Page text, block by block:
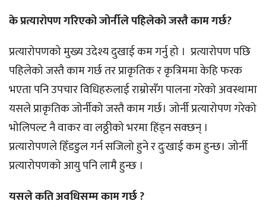
के प्रत्यारोपण गरिएको जोर्नीले पहिलेको जस्तै काम गर्छ?
प्रत्यारोपणको मुख्य उदेश्य दुखाई कम गर्नु हो । प्रत्यारोपण पछि
पहिलेको जस्तै काम गर्छ तर प्राकृतिक र कृत्रिममा केहि फरक
भएता पनि उपचार विधिहरुलाई राम्रोसँग पालना गरेको अवस्थामा
यसले प्राकृतिक जोर्नीको जस्तै काम गर्छ। जोर्नी प्रत्यारोपण गरेको
भोलिपल्ट नै वाकर वा लठ्ठीको भरमा हिंड्न सक्छन् ।
प्रत्यारोपणले हिँडडुल गर्न सजिलो हुने र दुःखाई कम हुन्छ। जोर्नी
प्रत्यारोपणको आयु पनि लामै हुन्छ ।
यसले कति अवधिसम्म काम गर्छ ?